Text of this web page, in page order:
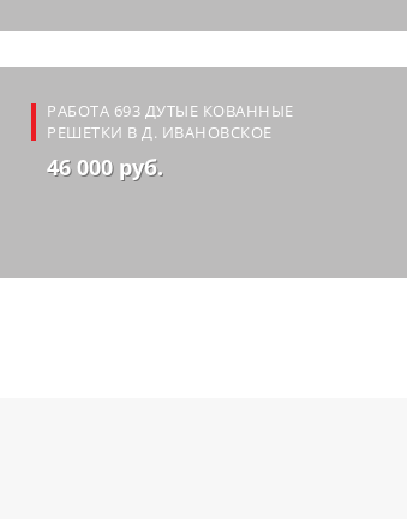
РАБОТА 693 ДУТЫЕ КОВАННЫЕ
РЕШЕТКИ В Д. ИВАНОВСКОЕ
46 000 руб.